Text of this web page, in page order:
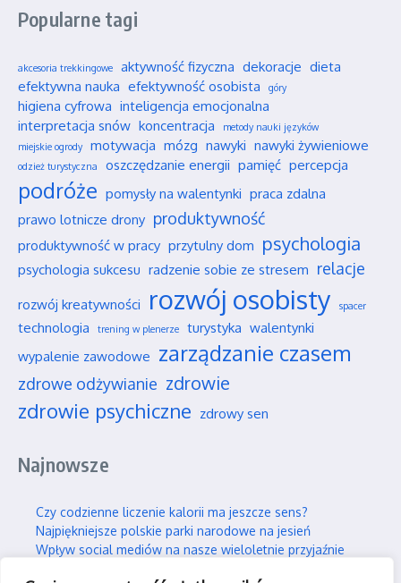
Popularne tagi
akcesoria trekkingowe aktywność fizyczna dekoracje dieta
efektywna nauka efektywność osobista góry
higiena cyfrowa inteligencja emocjonalna
interpretacja snów koncentracja
metody nauki języków
miejskie ogrody
motywacja mózg nawyki nawyki żywieniowe
odzież turystyczna oszczędzanie energii pamięć percepcja
podróże pomysły na walentynki praca zdalna
prawo lotnicze drony produktywność
produktywność w pracy przytulny dom psychologia
psychologia sukcesu radzenie sobie ze stresem relacje
rozwój kreatywności rozwój osobisty spacer
technologia trening w plenerze turystyka walentynki
wypalenie zawodowe zarządzanie czasem
zdrowe odżywianie zdrowie
zdrowie psychiczne zdrowy sen
Najnowsze
Czy codzienne liczenie kalorii ma jeszcze sens?
Najpiękniejsze polskie parki narodowe na jesień
Wpływ social mediów na nasze wieloletnie przyjaźnie